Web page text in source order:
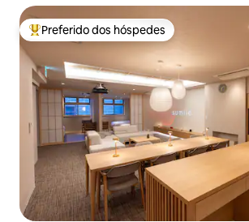
para passeios turísticos, estúdio amplo
privativo, com capacidade máxima de 10
unidade.
Entre os melhores preferidos dos hóspedes
Preferido dos hóspedes